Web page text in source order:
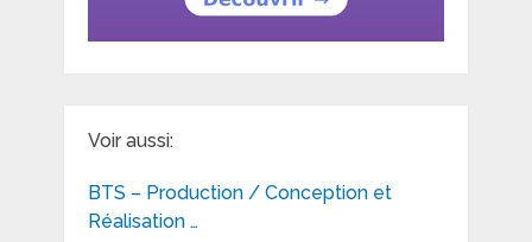
Voir aussi:
BTS – Production / Conception et
Réalisation …